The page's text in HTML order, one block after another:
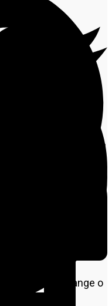
a exploração florestal
busca
da madeira
os anos,
A restrição abrange o
de toras.